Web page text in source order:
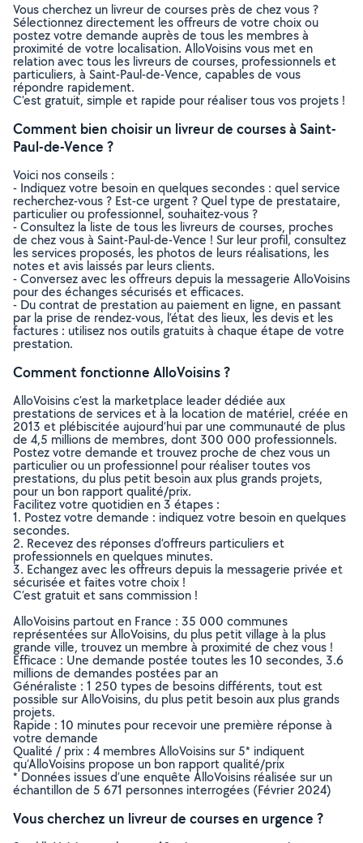
Vous cherchez un livreur de courses près de chez vous ?
Sélectionnez directement les offreurs de votre choix ou
postez votre demande auprès de tous les membres à
proximité de votre localisation. AlloVoisins vous met en
relation avec tous les livreurs de courses, professionnels et
particuliers, à Saint-Paul-de-Vence, capables de vous
répondre rapidement.
C’est gratuit, simple et rapide pour réaliser tous vos projets !
Comment bien choisir un livreur de courses à Saint-
Paul-de-Vence ?
Voici nos conseils :
- Indiquez votre besoin en quelques secondes : quel service
recherchez-vous ? Est-ce urgent ? Quel type de prestataire,
particulier ou professionnel, souhaitez-vous ?
- Consultez la liste de tous les livreurs de courses, proches
de chez vous à Saint-Paul-de-Vence ! Sur leur profil, consultez
les services proposés, les photos de leurs réalisations, les
notes et avis laissés par leurs clients.
- Conversez avec les offreurs depuis la messagerie AlloVoisins
pour des échanges sécurisés et efficaces.
- Du contrat de prestation au paiement en ligne, en passant
par la prise de rendez-vous, l’état des lieux, les devis et les
factures : utilisez nos outils gratuits à chaque étape de votre
prestation.
Comment fonctionne AlloVoisins ?
AlloVoisins c’est la marketplace leader dédiée aux
prestations de services et à la location de matériel, créée en
2013 et plébiscitée aujourd’hui par une communauté de plus
de 4,5 millions de membres, dont 300 000 professionnels.
Postez votre demande et trouvez proche de chez vous un
particulier ou un professionnel pour réaliser toutes vos
prestations, du plus petit besoin aux plus grands projets,
pour un bon rapport qualité/prix.
Facilitez votre quotidien en 3 étapes :
1. Postez votre demande : indiquez votre besoin en quelques
secondes.
2. Recevez des réponses d’offreurs particuliers et
professionnels en quelques minutes.
3. Echangez avec les offreurs depuis la messagerie privée et
sécurisée et faites votre choix !
C’est gratuit et sans commission !
AlloVoisins partout en France : 35 000 communes
représentées sur AlloVoisins, du plus petit village à la plus
grande ville, trouvez un membre à proximité de chez vous !
Efficace : Une demande postée toutes les 10 secondes, 3.6
millions de demandes postées par an
Généraliste : 1 250 types de besoins différents, tout est
possible sur AlloVoisins, du plus petit besoin aux plus grands
projets.
Rapide : 10 minutes pour recevoir une première réponse à
votre demande
Qualité / prix : 4 membres AlloVoisins sur 5* indiquent
qu’AlloVoisins propose un bon rapport qualité/prix
* Données issues d’une enquête AlloVoisins réalisée sur un
échantillon de 5 671 personnes interrogées (Février 2024)
Vous cherchez un livreur de courses en urgence ?